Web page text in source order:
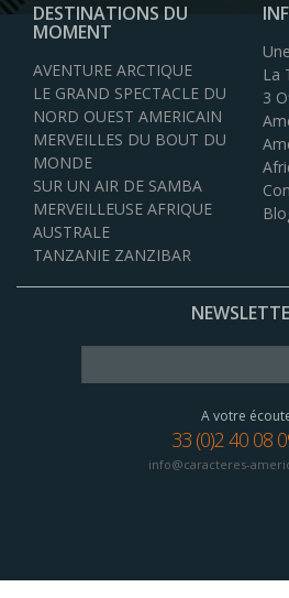
DESTINATIONS DU
MOMENT
AVENTURE ARCTIQUE
LE GRAND SPECTACLE DU
NORD OUEST AMERICAIN
MERVEILLES DU BOUT DU
MONDE
SUR UN AIR DE SAMBA
MERVEILLEUSE AFRIQUE
AUSTRALE
TANZANIE ZANZIBAR
La
3
A votre
33 (0)2 40 08
info@caracteres-